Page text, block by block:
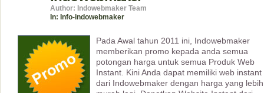
Author: Indowebmaker Team
In: Info-indowebmaker
Pada Awal tahun 2011 ini, Indowebmaker
memberikan promo kepada anda semua
potongan harga untuk semua Produk Web
Instant. Kini Anda dapat memiliki web instant
dari Indowebmaker dengan harga yang lebih